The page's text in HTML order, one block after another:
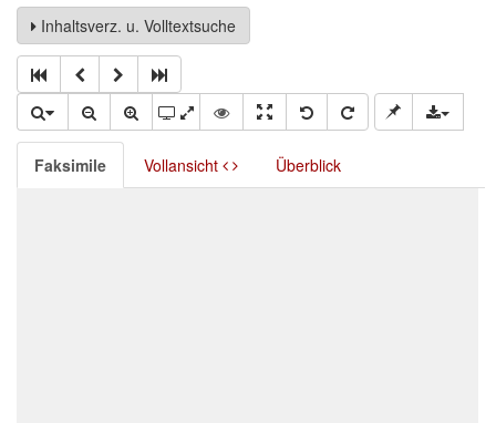
Inhaltsverz. u. Volltextsuche
Faksimile Vollansicht Überblick